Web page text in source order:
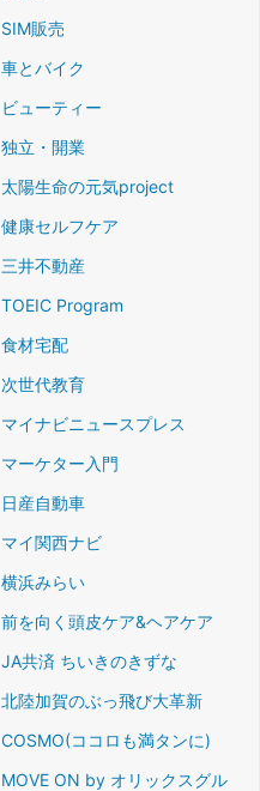
SIM販売
車とバイク
ビューティー
独立・開業
太陽生命の元気project
健康セルフケア
三井不動産
TOEIC Program
食材宅配
次世代教育
マイナビニュースプレス
マーケター入門
日産自動車
マイ関西ナビ
横浜みらい
前を向く頭皮ケア&ヘアケア
JA共済 ちいきのきずな
北陸加賀のぶっ飛び大革新
COSMO(ココロも満タンに)
MOVE ON by オリックスグル